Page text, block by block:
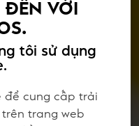
VỚI
tôi sử dụng
để cung cấp trải
trang web